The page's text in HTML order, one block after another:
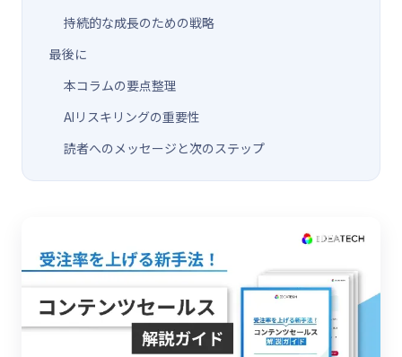
持続的な成長のための戦略
最後に
本コラムの要点整理
AIリスキリングの重要性
読者へのメッセージと次のステップ